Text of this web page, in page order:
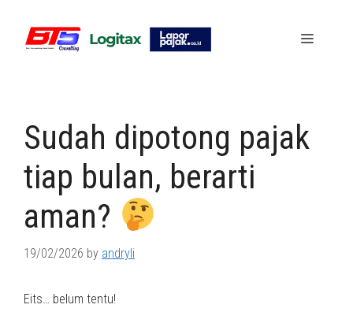
content
Menu
Sudah dipotong pajak
tiap bulan, berarti
aman?
19/02/2026 by andryli
Eits… belum tentu!